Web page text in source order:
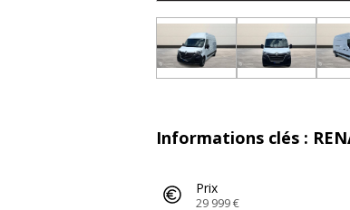
Informations clés :
Prix
29 999 €